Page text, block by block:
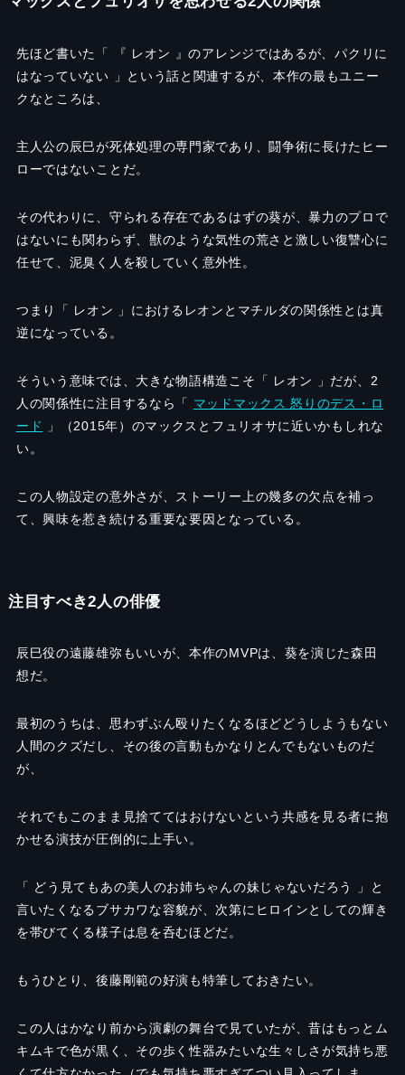
先ほど書いた「 『 レオン 』のアレンジではあるが、パクリに
はなっていない 」という話と関連するが、本作の最もユニー
クなところは、
主人公の辰巳が死体処理の専門家であり、闘争術に長けたヒー
ローではないことだ。
その代わりに、守られる存在であるはずの葵が、暴力のプロで
はないにも関わらず、獣のような気性の荒さと激しい復讐心に
任せて、泥臭く人を殺していく意外性。
つまり「 レオン 」におけるレオンとマチルダの関係性とは真
逆になっている。
そういう意味では、大きな物語構造こそ「 レオン 」だが、2
人の関係性に注目するなら「 マッドマックス 怒りのデス・ロ
ード
」（2015年）のマックスとフュリオサに近いかもしれな
い。
この人物設定の意外さが、ストーリー上の幾多の欠点を補っ
て、興味を惹き続ける重要な要因となっている。
注目すべき2人の俳優
辰巳役の遠藤雄弥もいいが、本作のMVPは、葵を演じた森田
想だ。
最初のうちは、思わずぶん殴りたくなるほどどうしようもない
人間のクズだし、その後の言動もかなりとんでもないものだ
が、
それでもこのまま見捨ててはおけないという共感を見る者に抱
かせる演技が圧倒的に上手い。
「 どう見てもあの美人のお姉ちゃんの妹じゃないだろう 」と
言いたくなるブサカワな容貌が、次第にヒロインとしての輝き
を帯びてくる様子は息を呑むほどだ。
もうひとり、後藤剛範の好演も特筆しておきたい。
この人はかなり前から演劇の舞台で見ていたが、昔はもっとム
キムキで色が黒く、その歩く性器みたいな生々しさが気持ち悪